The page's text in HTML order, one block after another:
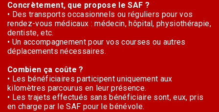
Concrètement, que propose le SAF ?
• Des transports occasionnels ou réguliers pour vos
rendez-vous médicaux : médecin, hôpital, physiothérapie,
dentiste, etc.
• Un accompagnement pour vos courses ou autres
déplacements nécessaires.
Combien ça coûte ?
• Les bénéficiaires participent uniquement aux
kilomètres parcourus en leur présence.
• Les trajets effectués sans bénéficiaire sont, eux, pris
en charge par le SAF pour le bénévole.